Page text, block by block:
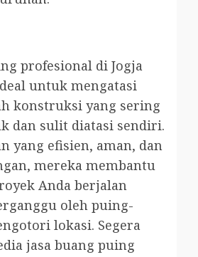
profesional di Jogja
untuk mengatasi
konstruksi yang sering
dan sulit diatasi sendiri.
yang efisien, aman, dan
mereka membantu
Anda berjalan
oleh puing-
lokasi. Segera
jasa buang puing